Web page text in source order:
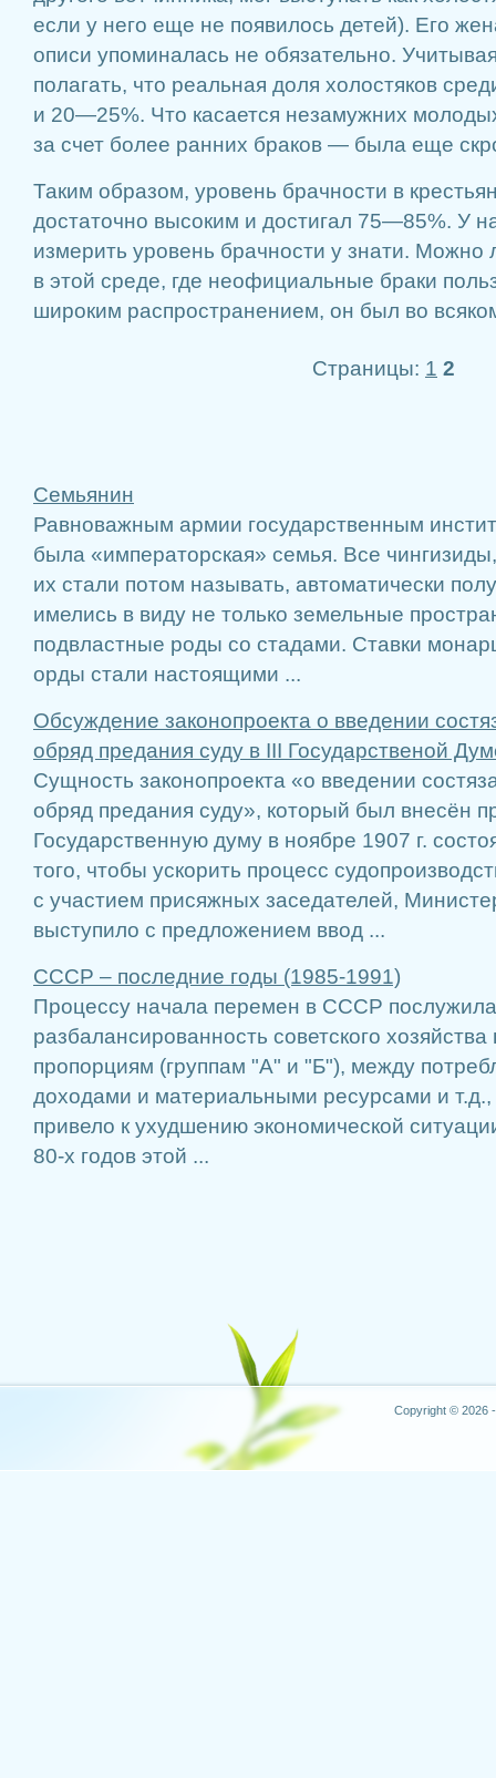
если у него еще не появилось детей). Его
описи упоминалась не обязательно.
полагать, что реальная доля холостяков
и 20—25%. Что касается незамужних
за счет более ранних браков — была еще
Таким образом, уровень брачности в
достаточно высоким и достигал 75—85%. У
измерить уровень брачности у знати. Можно
в этой среде, где неофициальные браки
широким распространением, он был во
Страницы: 1 2
Семьянин
Равноважным армии государственным
была «императорская» семья. Все
их стали потом называть, автоматически
имелись в виду не только земельные
подвластные роды со стадами. Ставки
орды стали настоящими ...
Обсуждение законопроекта о введении
обряд предания суду в III Государственой
Сущность законопроекта «о введении
обряд предания суду», который был внесён
Государственную думу в ноябре 1907 г.
того, чтобы ускорить процесс
с участием присяжных заседателей,
выступило с предложением ввод ...
СССР – последние годы (1985-1991)
Процессу начала перемен в СССР послужила
разбалансированность советского
пропорциям (группам "А" и "Б"), между
доходами и материальными ресурсами и т.д.,
привело к ухудшению экономической
80-х годов этой ...
Copyright © 2026